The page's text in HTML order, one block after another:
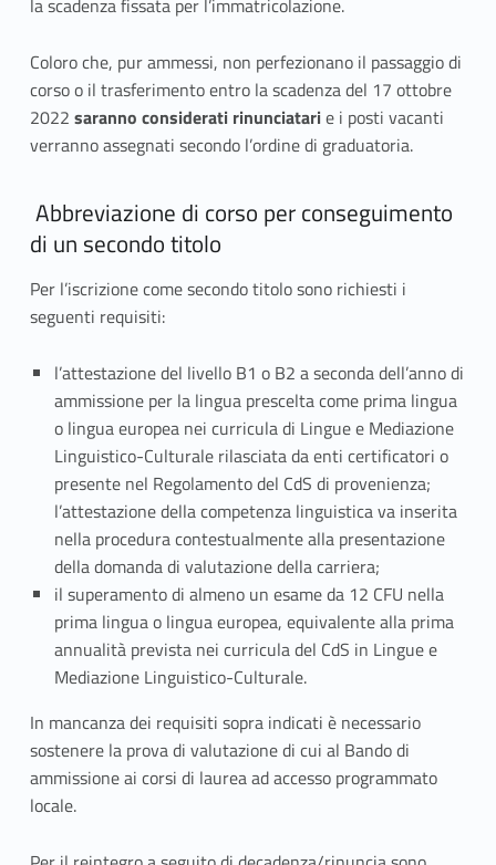
la scadenza fissata per l’immatricolazione.
Coloro che, pur ammessi, non perfezionano il passaggio di
corso o il trasferimento entro la scadenza del 17 ottobre
2022 saranno considerati rinunciatarie i posti vacanti
verranno assegnati secondo l’ordine di graduatoria.
Abbreviazione di corso per conseguimento
di un secondo titolo
Per l’iscrizione come secondo titolo sono richiesti i
seguenti requisiti:
l’attestazione del livello B1 o B2 a seconda dell’anno di
ammissione per la lingua prescelta come prima lingua
o lingua europea nei curricula di Lingue e Mediazione
Linguistico-Culturale rilasciata da enti certificatori o
presente nel Regolamento del CdS di provenienza;
l’attestazione della competenza linguistica va inserita
nella procedura contestualmente alla presentazione
della domanda di valutazione della carriera;
il superamento di almeno un esame da 12 CFU nella
prima lingua o lingua europea, equivalente alla prima
annualità prevista nei curricula del CdS in Lingue e
Mediazione Linguistico-Culturale.
In mancanza dei requisiti sopra indicati è necessario
sostenere la prova di valutazione di cui al Bando di
ammissione ai corsi di laurea ad accesso programmato
locale.